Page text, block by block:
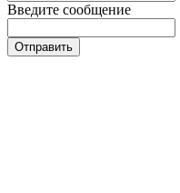
Введите сообщение
Отправить